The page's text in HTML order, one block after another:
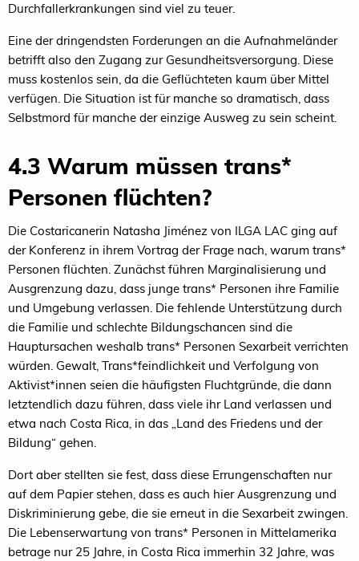
Durchfallerkrankungen sind viel zu teuer.
Eine der dringendsten Forderungen an die Aufnahmeländer
betrifft also den Zugang zur Gesundheitsversorgung. Diese
muss kostenlos sein, da die Geflüchteten kaum über Mittel
verfügen. Die Situation ist für manche so dramatisch, dass
Selbstmord für manche der einzige Ausweg zu sein scheint.
4.3 Warum müssen trans*
Personen flüchten?
Die Costaricanerin Natasha Jiménez von ILGA LAC ging auf
der Konferenz in ihrem Vortrag der Frage nach, warum trans*
Personen flüchten. Zunächst führen Marginalisierung und
Ausgrenzung dazu, dass junge trans* Personen ihre Familie
und Umgebung verlassen. Die fehlende Unterstützung durch
die Familie und schlechte Bildungschancen sind die
Hauptursachen weshalb trans* Personen Sexarbeit verrichten
würden. Gewalt, Trans*feindlichkeit und Verfolgung von
Aktivist*innen seien die häufigsten Fluchtgründe, die dann
letztendlich dazu führen, dass viele ihr Land verlassen und
etwa nach Costa Rica, in das „Land des Friedens und der
Bildung“ gehen.
Dort aber stellten sie fest, dass diese Errungenschaften nur
auf dem Papier stehen, dass es auch hier Ausgrenzung und
Diskriminierung gebe, die sie erneut in die Sexarbeit zwingen.
Die Lebenserwartung von trans* Personen in Mittelamerika
betrage nur 25 Jahre, in Costa Rica immerhin 32 Jahre, was